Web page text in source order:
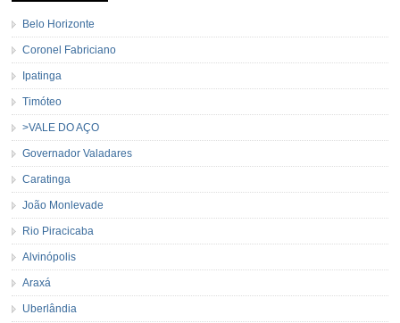
Belo Horizonte
Coronel Fabriciano
Ipatinga
Timóteo
>VALE DO AÇO
Governador Valadares
Caratinga
João Monlevade
Rio Piracicaba
Alvinópolis
Araxá
Uberlândia